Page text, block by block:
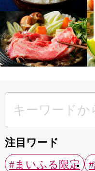
注目ワード
#まいふる限定